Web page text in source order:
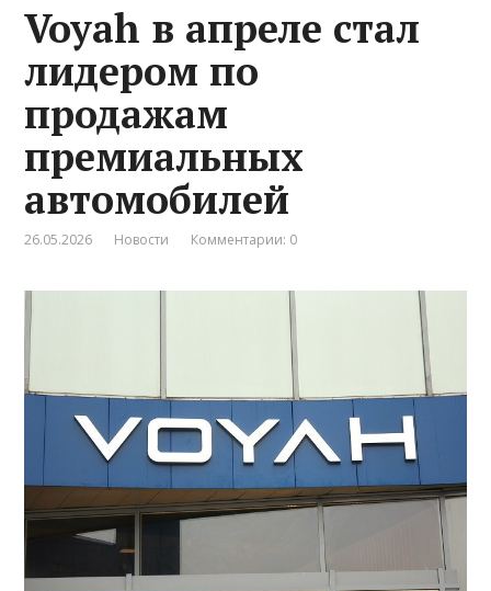
Voyah в апреле стал
лидером по
продажам
премиальных
автомобилей
26.05.2026 Новости Комментарии: 0